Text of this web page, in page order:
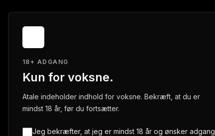
18+ ADGANG
Kun for voksne.
Atale indeholder indhold for voksne. Bekræft, at du er
mindst 18 år, før du fortsætter.
Jeg bekræfter, at jeg er mindst 18 år og ønsker adgang